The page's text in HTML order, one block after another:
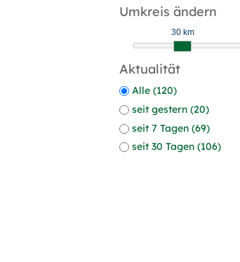
Umkreis ändern
30 km
Aktualität
Alle (120)
seit gestern (20)
seit 7 Tagen (69)
seit 30 Tagen (106)